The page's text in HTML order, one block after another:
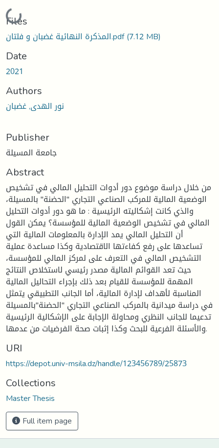
Loading...
Files
المذكرة النهائية غضبان و فلتان.pdf(7.12 MB)
Date
2021
Authors
نور الهدى, غضبان
Publisher
جامعة المسيلة
Abstract
من خلال دراسة موضوع دور أدوات التحليل المالي في تشخيص
الوضعية المالية للمركب الصناعي التجاري "الحضنة" بالمسيلة،
والذي كانت إشكاليته الرئيسية : ما هو دور أدوات التحليل
المالي في تشخيص الوضعية المالية للمؤسسة؟ يمكن القول
أن التحليل المالي يمد الإدارة بالمعلومات المالية التي
تساعدها على رفع كفاءتها الاقتصادية وكذا مساعدة عملية
التشخيص المالي في التعرف على لمركز المالي للمؤسسة،
حيث تعد القوائم المالية مصدر رئيسي لاستخلاص النتائج
المهمة للمؤسسة للقيام بعد ذلك بإجراء التحاليل المالية
المناسبة لأهداف لإدارة المالية، أما الجانب التطبيقي يتمثل
في دراسة ميدانية بالمركب الصناعي التجاري "الحضنة"بالمسيلة
تدعيما للجانب النظري ومحاولة الإجابة على الإشكالية الرئيسية
والأسئلة الفرعية للبحث وكذا إثبات صحة الفرضيات من عدمها.
URI
https://depot.univ-msila.dz/handle/123456789/25873
Collections
Master Thesis
Full item page